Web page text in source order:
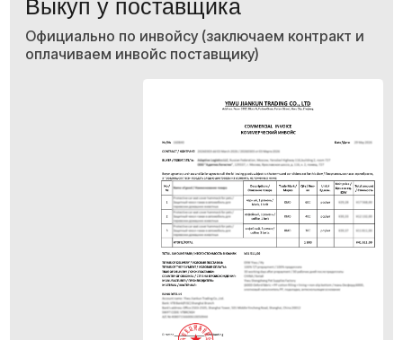
Работайте слюбыми
поставщикамив Китае
Даже если у поставщика нет ни одного
Всё остальное — наша задача.